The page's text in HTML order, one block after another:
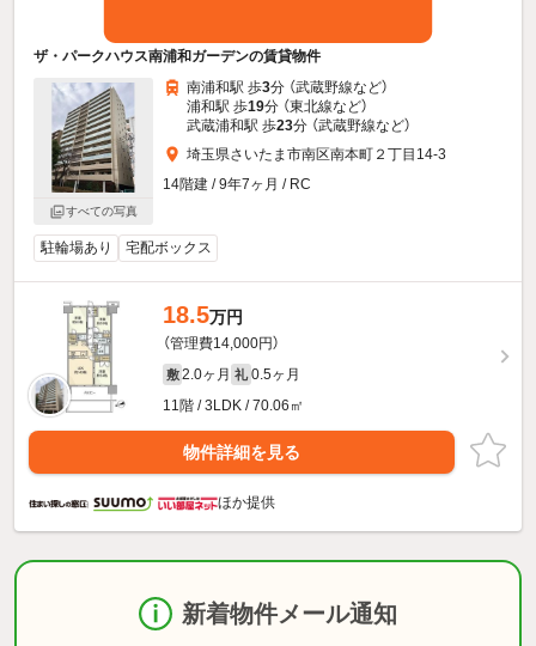
ザ・パークハウス南浦和ガーデンの賃貸物件
すべての写真
南浦和駅 歩3分 （武蔵野線など）
浦和駅 歩19分 （東北線など）
武蔵浦和駅 歩23分 （武蔵野線など）
埼玉県さいたま市南区南本町２丁目14-3
14階建 / 9年7ヶ月 / RC
駐輪場あり 宅配ボックス
18.5万円
（管理費14,000円）
敷 2.0ヶ月 礼 0.5ヶ月
11階 / 3LDK / 70.06㎡
物件詳細を見る
ほか提供
新着物件メール通知